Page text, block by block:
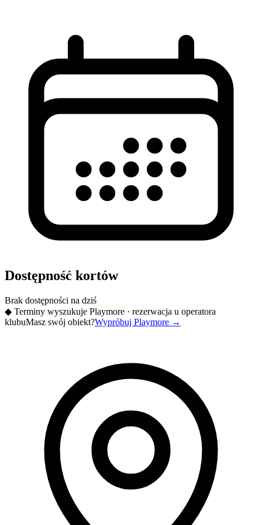
Dostępność kortów
Brak dostępności na dziś
◆ Terminy wyszukuje Playmore · rezerwacja u operatora
klubuMasz swój obiekt?Wypróbuj Playmore →